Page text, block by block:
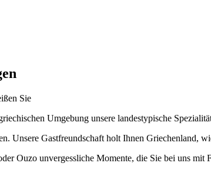
Sie
Umgebung unsere landestypische
Unsere Gastfreundschaft holt Ihnen Griechenland,
Ouzo unvergessliche Momente, die Sie bei uns